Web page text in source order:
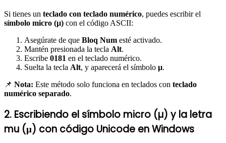
Si tienes un teclado con teclado numérico, puedes escribir el
símbolo micro (µ) con el código ASCII:
Asegúrate de que Bloq Num esté activado.
Mantén presionada la tecla Alt.
Escribe 0181 en el teclado numérico.
Suelta la tecla Alt, y aparecerá el símbolo µ.
📌 Nota: Este método solo funciona en teclados con teclado
numérico separado.
2. Escribiendo el símbolo micro (µ) y la letra
mu (μ) con código Unicode en Windows